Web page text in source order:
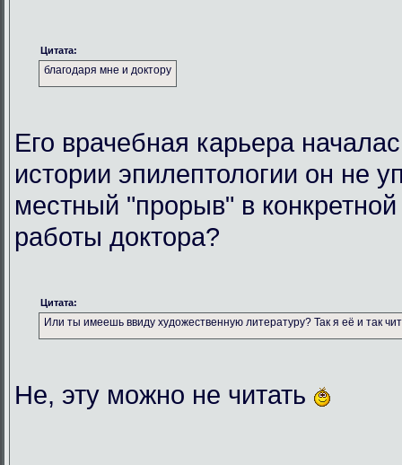
Цитата:
благодаря мне и доктору
Его врачебная карьера
истории эпилептологии он не
местный "прорыв" в
работы доктора?
Цитата:
Или ты имеешь ввиду художественную литературу? Так я её и так
Не, эту можно не читать